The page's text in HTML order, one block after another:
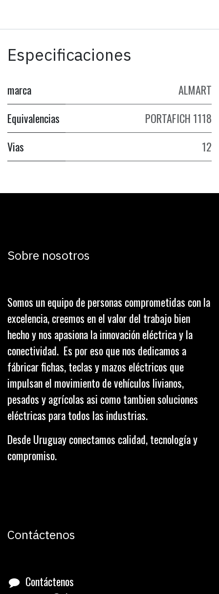
Especificaciones
marca
ALMART
Equivalencias
PORTAFICH 1118
Vias
12
Sobre nosotros
Somos un equipo de personas comprometidas con la
excelencia, creemos en el valor del trabajo bien
hecho y nos apasiona la innovación eléctrica y la
conectividad. Es por eso que nos dedicamos a
fábricar fichas, teclas y mazos eléctricos que
impulsan el movimiento de vehículos livianos,
pesados y agrícolas asi como tambien soluciones
eléctricas para todos las industrias.
Desde Uruguay conectamos calidad, tecnología y
compromiso.
Contáctenos
Contáctenos